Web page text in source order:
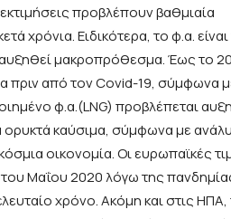
προβλέπουν βαθμιαία
χρόνια. Ειδικότερα, το φ.α.
μακροπρόθεσμα. Έως το
πριν από τον Covid-19, σύμφωνα
φ.α.(LNG) προβλέπεται
καύσιμα, σύμφωνα με
οικονομία. Οι ευρωπαϊκές
Μαΐου 2020 λόγω της
χρόνο. Ακόμη και στις